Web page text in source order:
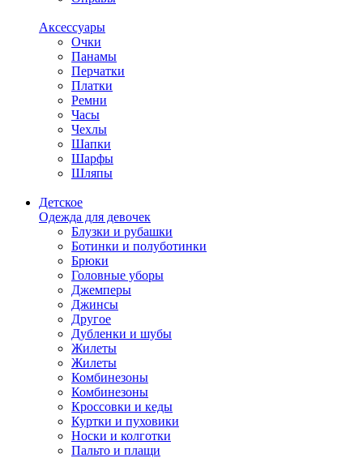
Аксессуары
Очки
Панамы
Перчатки
Платки
Ремни
Часы
Чехлы
Шапки
Шарфы
Шляпы
Детское
Одежда для девочек
Блузки и рубашки
Ботинки и полуботинки
Брюки
Головные уборы
Джемперы
Джинсы
Другое
Дубленки и шубы
Жилеты
Жилеты
Комбинезоны
Комбинезоны
Кроссовки и кеды
Куртки и пуховики
Носки и колготки
Пальто и плащи